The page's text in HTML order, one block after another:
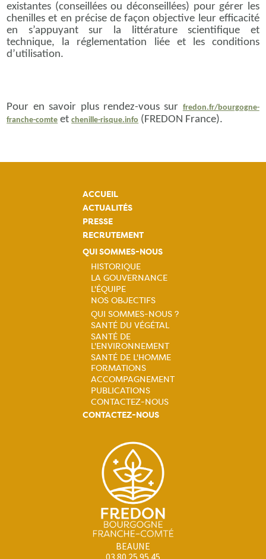
existantes (conseillées ou déconseillées) pour gérer les
chenilles et en précise de façon objective leur efficacité
en s’appuyant sur la littérature scientifique et
technique, la réglementation liée et les conditions
d’utilisation.
Pour en savoir plus rendez-vous sur fredon.fr/bourgogne-
franche-comte etchenille-risque.info (FREDON France).
ACCUEIL
ACTUALITÉS
PRESSE
RECRUTEMENT
QUI SOMMES-NOUS
Navigation
principale
HISTORIQUE
LA GOUVERNANCE
L'ÉQUIPE
NOS OBJECTIFS
Navigation
principale
QUI SOMMES-NOUS ?
SANTÉ DU VÉGÉTAL
SANTÉ DE
L'ENVIRONNEMENT
SANTÉ DE L'HOMME
FORMATIONS
ACCOMPAGNEMENT
PUBLICATIONS
CONTACTEZ-NOUS
CONTACTEZ-NOUS
BEAUNE
03 80 25 95 45